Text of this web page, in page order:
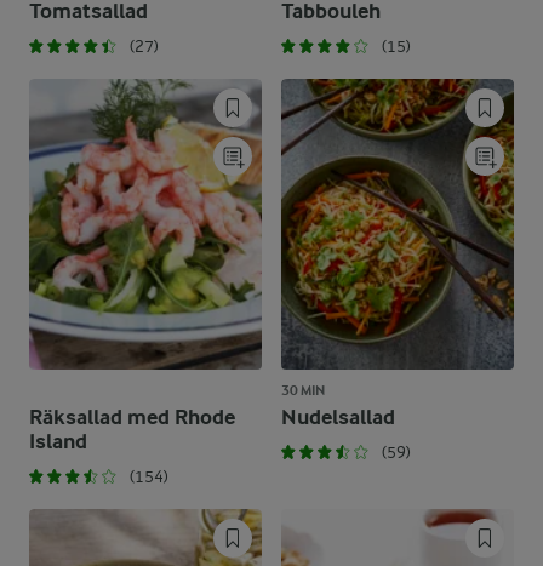
Tomatsallad
(27)
Tabbouleh
(15)
Räksallad med Rhode
Island
(154)
30 MIN
Nudelsallad
(59)